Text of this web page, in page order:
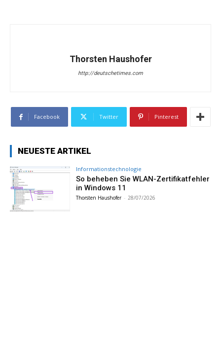
Thorsten Haushofer
http://deutschetimes.com
Facebook Twitter Pinterest
NEUESTE ARTIKEL
Informationstechnologie
So beheben Sie WLAN-Zertifikatfehler
in Windows 11
Thorsten Haushofer - 28/07/2026